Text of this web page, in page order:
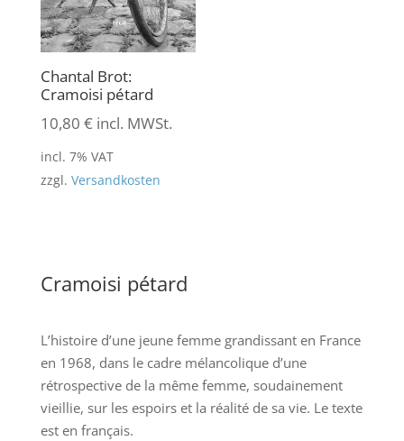
Chantal Brot:
Cramoisi pétard
10,80 € incl. MWSt.
incl. 7% VAT
zzgl. Versandkosten
Cramoisi pétard
L’histoire d’une jeune femme grandissant en France
en 1968, dans le cadre mélancolique d’une
rétrospective de la même femme, soudainement
vieillie, sur les espoirs et la réalité de sa vie. Le texte
est en français.